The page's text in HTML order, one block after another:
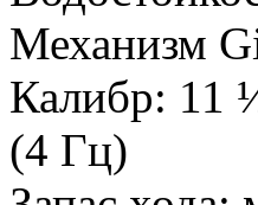
Механизм
Калибр: 11
(4 Гц)